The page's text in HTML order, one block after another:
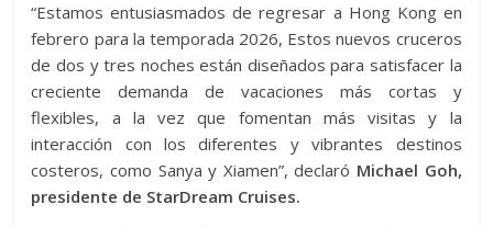
“Estamos entusiasmados de regresar a Hong Kong en
febrero para la temporada 2026, Estos nuevos cruceros
de dos y tres noches están diseñados para satisfacer la
creciente demanda de vacaciones más cortas y
flexibles, a la vez que fomentan más visitas y la
interacción con los diferentes y vibrantes destinos
costeros, como Sanya y Xiamen”, declaró Michael Goh,
presidente de StarDream Cruises.